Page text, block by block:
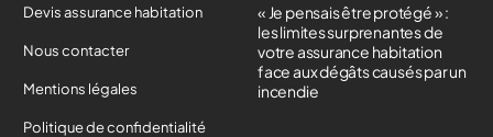
Devis assurance habitation
Nous contacter
Mentions légales
Politique de confidentialité
« Je pensais être protégé » :
les limites surprenantes de
votre assurance habitation
face aux dégâts causés par un
incendie